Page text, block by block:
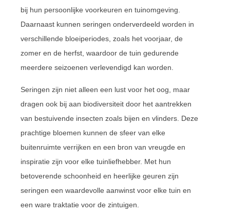
bij hun persoonlijke voorkeuren en tuinomgeving.
Daarnaast kunnen seringen onderverdeeld worden in
verschillende bloeiperiodes, zoals het voorjaar, de
zomer en de herfst, waardoor de tuin gedurende
meerdere seizoenen verlevendigd kan worden.
Seringen zijn niet alleen een lust voor het oog, maar
dragen ook bij aan biodiversiteit door het aantrekken
van bestuivende insecten zoals bijen en vlinders. Deze
prachtige bloemen kunnen de sfeer van elke
buitenruimte verrijken en een bron van vreugde en
inspiratie zijn voor elke tuinliefhebber. Met hun
betoverende schoonheid en heerlijke geuren zijn
seringen een waardevolle aanwinst voor elke tuin en
een ware traktatie voor de zintuigen.